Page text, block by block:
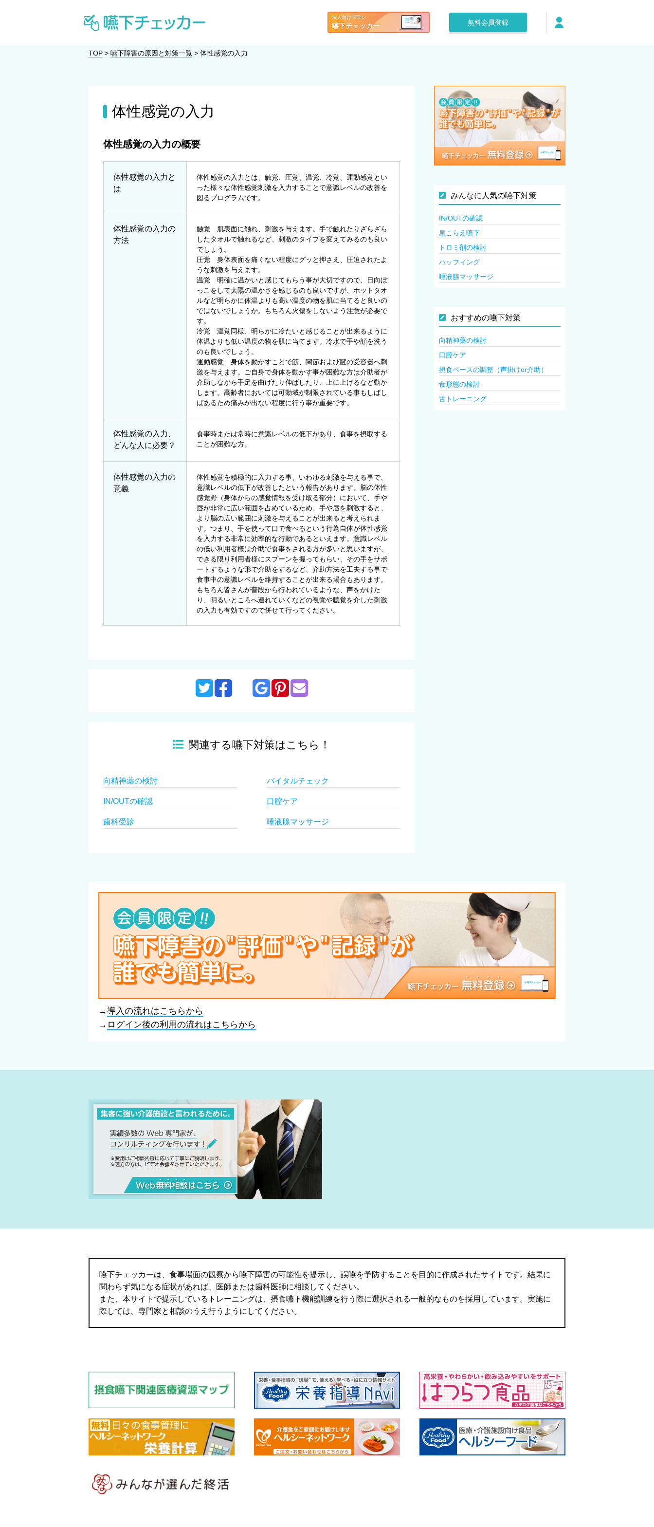
法人向けプラン
嚥下チェッカー 無料会員登録
TOP > 嚥下障害の原因と対策一覧 > 体性感覚の入力
体性感覚の入力
体性感覚の入力の概要
体性感覚の入力と
は
体性感覚の入力とは、触覚、圧覚、温覚、冷覚、運動感覚とい
った様々な体性感覚刺激を入力することで意識レベルの改善を
図るプログラムです。
体性感覚の入力の
方法
触覚 肌表面に触れ、刺激を与えます。手で触れたりざらざら
したタオルで触れるなど、刺激のタイプを変えてみるのも良い
でしょう。
圧覚 身体表面を痛くない程度にグッと押さえ、圧迫されたよ
うな刺激を与えます。
温覚 明確に温かいと感じてもらう事が大切ですので、日向ぼ
っこをして太陽の温かさを感じるのも良いですが、ホットタオ
ルなど明らかに体温よりも高い温度の物を肌に当てると良いの
ではないでしょうか。もちろん火傷をしないよう注意が必要で
す。
冷覚 温覚同様、明らかに冷たいと感じることが出来るように
体温よりも低い温度の物を肌に当てます。冷水で手や顔を洗う
のも良いでしょう。
運動感覚 身体を動かすことで筋、関節および腱の受容器へ刺
激を与えます。ご自身で身体を動かす事が困難な方は介助者が
介助しながら手足を曲げたり伸ばしたり、上に上げるなど動か
します。高齢者においては可動域が制限されている事もしばし
ばあるため痛みが出ない程度に行う事が重要です。
体性感覚の入力、
どんな人に必要？
食事時または常時に意識レベルの低下があり、食事を摂取する
ことが困難な方。
体性感覚の入力の
意義
体性感覚を積極的に入力する事、いわゆる刺激を与える事で、
意識レベルの低下が改善したという報告があります。脳の体性
感覚野（身体からの感覚情報を受け取る部分）において、手や
唇が非常に広い範囲を占めているため、手や唇を刺激すると、
より脳の広い範囲に刺激を与えることが出来ると考えられま
す。つまり、手を使って口で食べるという行為自体が体性感覚
を入力する非常に効率的な行動であるといえます。意識レベル
の低い利用者様は介助で食事をされる方が多いと思いますが、
できる限り利用者様にスプーンを握ってもらい、その手をサポ
ートするような形で介助をするなど、介助方法を工夫する事で
食事中の意識レベルを維持することが出来る場合もあります。
もちろん皆さんが普段から行われているような、声をかけた
り、明るいところへ連れていくなどの視覚や聴覚を介した刺激
の入力も有効ですので併せて行ってください。
関連する嚥下対策はこちら！
向精神薬の検討 バイタルチェック
IN/OUTの確認 口腔ケア
歯科受診 唾液腺マッサージ
みんなに人気の嚥下対策
IN/OUTの確認
息こらえ嚥下
トロミ剤の検討
ハッフィング
唾液腺マッサージ
おすすめの嚥下対策
向精神薬の検討
口腔ケア
摂食ペースの調整（声掛けor介助）
食形態の検討
舌トレーニング
→導入の流れはこちらから
→ ログイン後の利用の流れはこちらから
嚥下チェッカーは、食事場面の観察から嚥下障害の可能性を提示し、誤嚥を予防することを目的に作成されたサイトです。結果に
関わらず気になる症状があれば、医師または歯科医師に相談してください。
また、本サイトで提示しているトレーニングは、摂食嚥下機能訓練を行う際に選択される一般的なものを採用しています。実施に
際しては、専門家と相談のうえ行うようにしてください。